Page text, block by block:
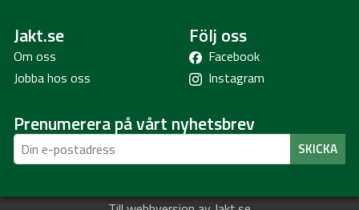
Jakt.se
Om oss
Jobba hos oss
Följ oss
Facebook
Instagram
Prenumerera på vårt nyhetsbrev
SKICKA